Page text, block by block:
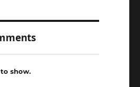
show.